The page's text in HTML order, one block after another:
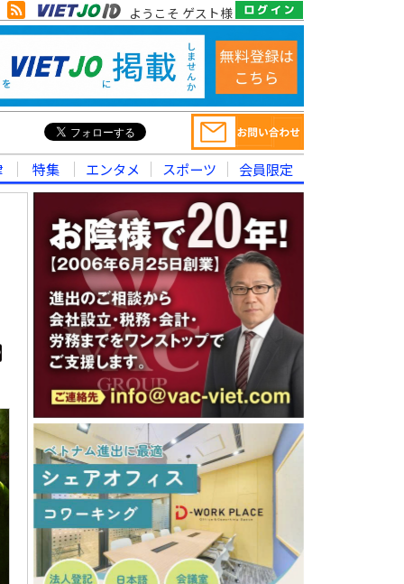
ようこそ ゲスト様
特集 エンタメ スポーツ 会員限定